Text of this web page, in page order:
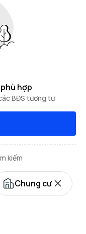
hợp
BĐS tương tự
kiếm
Chung cư